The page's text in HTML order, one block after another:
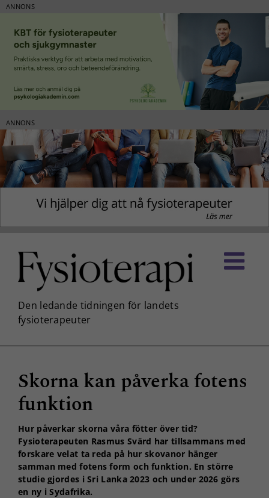
ANNONS
ANNONS
innehållet
Skorna kan påverka fotens
funktion
Hur påverkar skorna våra fötter över tid?
Fysioterapeuten Rasmus Svärd har tillsammans med
forskare velat ta reda på hur skovanor hänger
samman med fotens form och funktion. En större
studie gjordes i Sri Lanka 2023 och under 2026 görs
en ny i Sydafrika.